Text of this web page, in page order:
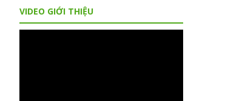
VIDEO GIỚI THIỆU